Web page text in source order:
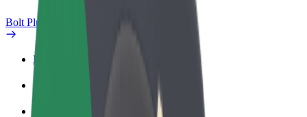
Bolt Plus
Pogodnosti
Kako se pridružiti